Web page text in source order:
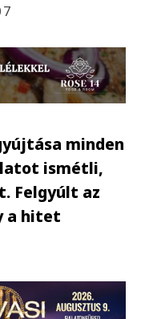
minden
ismétli,
Felgyúlt az
a hitet